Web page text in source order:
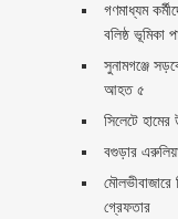
গণমাধ্যম
বলিষ্ঠ ভূমিকা
সুনামগঞ্জে
আহত ৫
সিলেটে
বগুড়ার
গ্রেফতার